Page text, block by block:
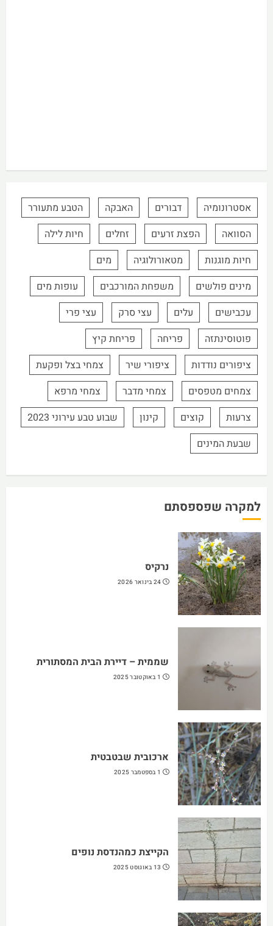
אסטרונומיה דבורים האבקה
הטבע מתעורר
הסוואה
הפצת זרעים זחלים
חיות לילה
חיות מוגנות
מטאורולוגיה
מים
מינים פולשים
משפחת המורכבים
עופות מים
עכבישים
עלים עצי סרק
עצי פרי
פוטוסינתזה
פריחה
פריחת קיץ
ציפורים נודדות
ציפורי שיר
צמחי בצל ופקעת
צמחים מטפסים
צמחי מדבר
צמחי מרפא
צרעות
קוצים קינון
שבוע טבע עירוני 2023
שבעת המינים
למקרה שפספסתם
נרקיס
24 בינואר 2026
שממית – דיירת הבית המסתורית
1 באוקטובר 2025
ארכובית שבטבטית
1 בספטמבר 2025
הקייצת כמהנדסת נופים
13 באוגוסט 2025